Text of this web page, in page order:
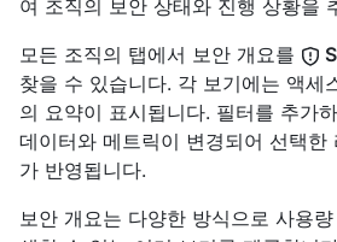
여 조직의 보안 상태와 진행 상황을
모든 조직의 탭에서 보안 개요를
찾을 수 있습니다. 각 보기에는 액세
의 요약이 표시됩니다. 필터를 추가
데이터와 메트릭이 변경되어 선택한
가 반영됩니다.
보안 개요는 다양한 방식으로 사용